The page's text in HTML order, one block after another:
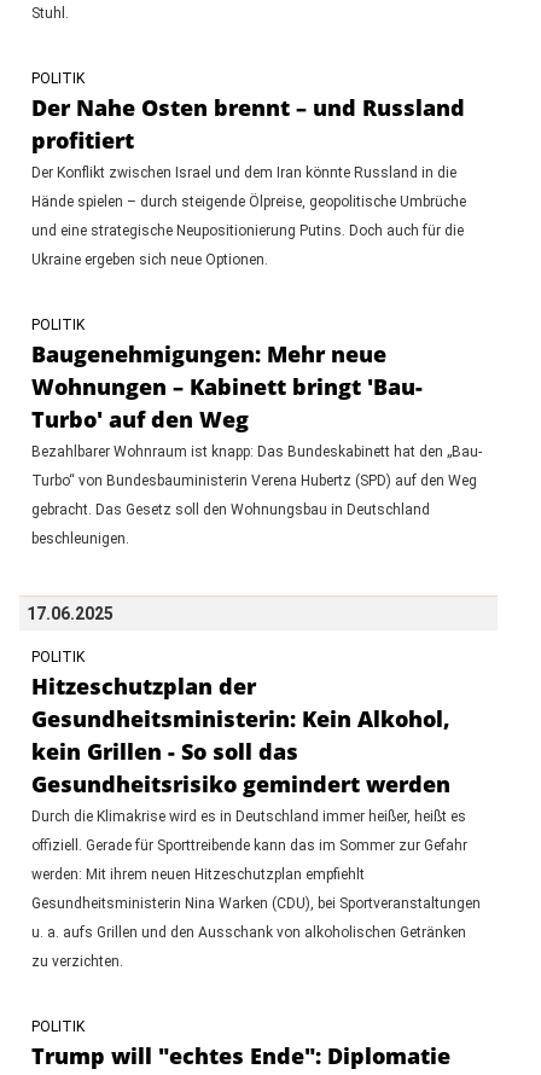
Stuhl.
POLITIK
Der Nahe Osten brennt – und Russland
profitiert
Der Konflikt zwischen Israel und dem Iran könnte Russland in die
Hände spielen – durch steigende Ölpreise, geopolitische Umbrüche
und eine strategische Neupositionierung Putins. Doch auch für die
Ukraine ergeben sich neue Optionen.
POLITIK
Baugenehmigungen: Mehr neue
Wohnungen – Kabinett bringt 'Bau-
Turbo' auf den Weg
Bezahlbarer Wohnraum ist knapp: Das Bundeskabinett hat den „Bau-
Turbo“ von Bundesbauministerin Verena Hubertz (SPD) auf den Weg
gebracht. Das Gesetz soll den Wohnungsbau in Deutschland
beschleunigen.
17.06.2025
POLITIK
Hitzeschutzplan der
Gesundheitsministerin: Kein Alkohol,
kein Grillen - So soll das
Gesundheitsrisiko gemindert werden
Durch die Klimakrise wird es in Deutschland immer heißer, heißt es
offiziell. Gerade für Sporttreibende kann das im Sommer zur Gefahr
werden: Mit ihrem neuen Hitzeschutzplan empfiehlt
Gesundheitsministerin Nina Warken (CDU), bei Sportveranstaltungen
u. a. aufs Grillen und den Ausschank von alkoholischen Getränken
zu verzichten.
POLITIK
Trump will "echtes Ende": Diplomatie